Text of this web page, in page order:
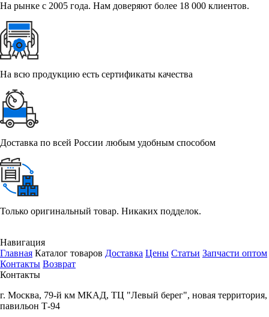
На рынке с 2005 года. Нам доверяют более 18 000 клиентов.
На всю продукцию есть сертификаты качества
Доставка по всей России любым удобным способом
Только оригинальный товар. Никаких подделок.
Навигация
Главная Каталог товаров Доставка Цены Статьи Запчасти оптом
Контакты Возврат
Контакты
г. Москва, 79-й км МКАД, ТЦ "Левый берег", новая территория,
павильон Т-94